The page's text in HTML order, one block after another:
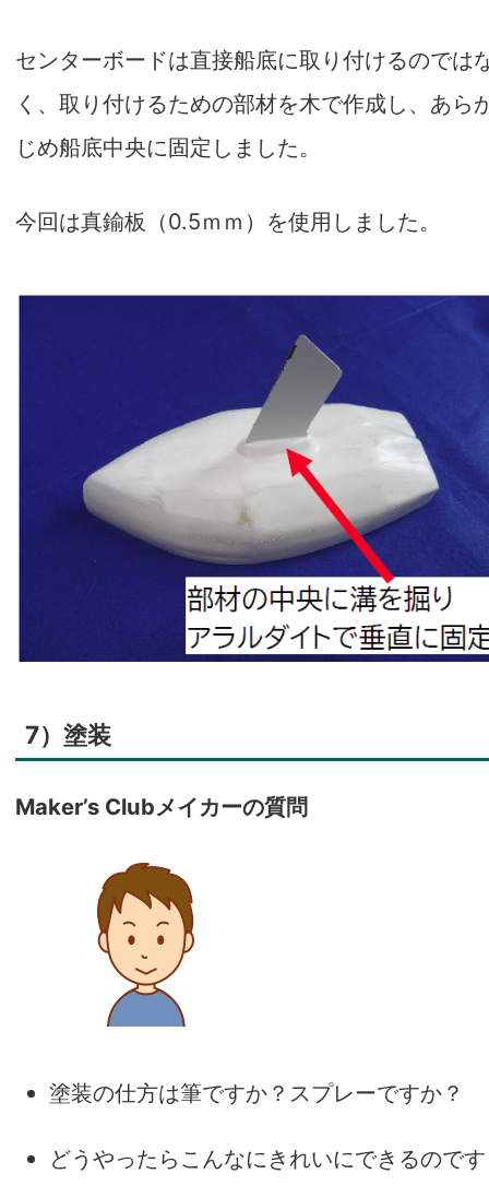
センターボードは直接船底に取り付けるのでは
く、取り付けるための部材を木で作成し、あら
じめ船底中央に固定しました。
今回は真鍮板（0.5ｍｍ） を使用しました。
7）塗装
Maker’s Clubメイカーの質問
塗装の仕方は筆ですか？スプレーですか？
どうやったらこんなにきれいにできるのです